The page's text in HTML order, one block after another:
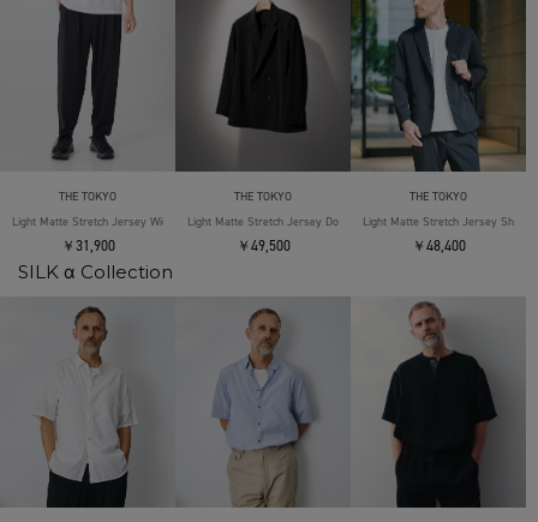
THE TOKYO
Light Matte Stretch Jersey Wide Tapered Pants
￥31,900
THE TOKYO
Light Matte Stretch Jersey Double Jacket
￥49,500
THE TOKYO
Light Matte Stretch Jersey Shape
￥48,400
SILK α Collection